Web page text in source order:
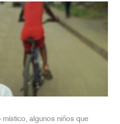
algunos niños que